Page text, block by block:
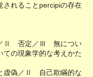
れることpercipiの存在
Ⅱ 否定／Ⅲ 無につい
の現象学的な考えかた
偽／Ⅱ 自己欺瞞的な